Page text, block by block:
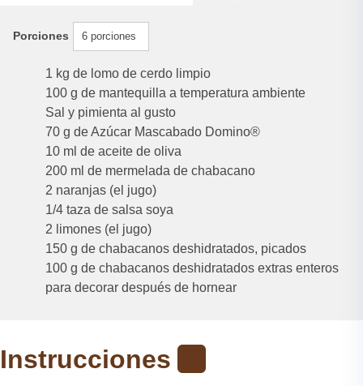
Porciones 6 porciones
1 kg de lomo de cerdo limpio
100 g de mantequilla a temperatura ambiente
Sal y pimienta al gusto
70 g de Azúcar Mascabado Domino®
10 ml de aceite de oliva
200 ml de mermelada de chabacano
2 naranjas (el jugo)
1/4 taza de salsa soya
2 limones (el jugo)
150 g de chabacanos deshidratados, picados
100 g de chabacanos deshidratados extras enteros
para decorar después de hornear
Instrucciones